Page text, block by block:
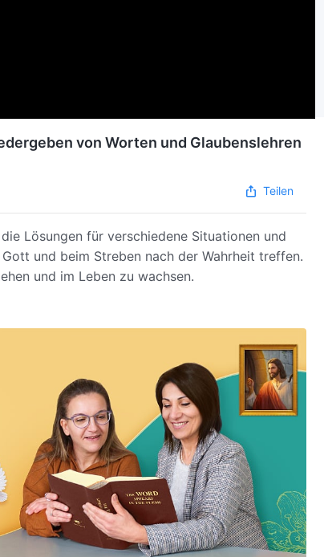
von Worten und Glaubenslehren
Teilen
Lösungen für verschiedene Situationen und
und beim Streben nach der Wahrheit treffen.
und im Leben zu wachsen.